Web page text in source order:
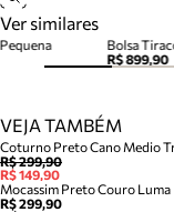
Ver similares
Bolsa
R$ 899,90
VEJA TAMBÉM
Coturno Preto Cano Medio
R$ 299,90
R$ 149,90
Mocassim Preto Couro Luma
R$ 299,90